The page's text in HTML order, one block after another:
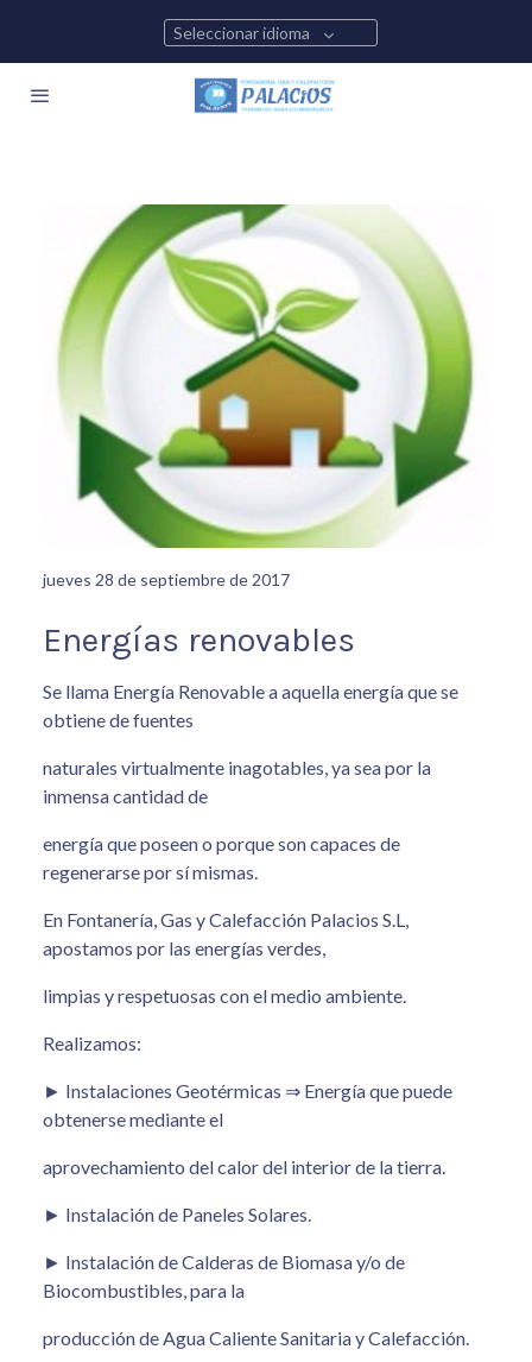
Seleccionar idioma
jueves 28 de septiembre de 2017
Energías renovables
Se llama Energía Renovable a aquella energía que se
obtiene de fuentes
naturales virtualmente inagotables, ya sea por la
inmensa cantidad de
energía que poseen o porque son capaces de
regenerarse por sí mismas.
En Fontanería, Gas y Calefacción Palacios S.L,
apostamos por las energías verdes,
limpias y respetuosas con el medio ambiente.
Realizamos:
► Instalaciones Geotérmicas ⇒ Energía que puede
obtenerse mediante el
aprovechamiento del calor del interior de la tierra.
► Instalación de Paneles Solares.
► Instalación de Calderas de Biomasa y/o de
Biocombustibles, para la
producción de Agua Caliente Sanitaria y Calefacción.